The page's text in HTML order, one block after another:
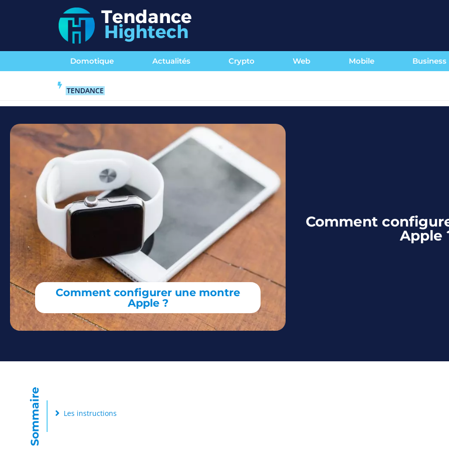
Domotique Actualités Crypto Web Mobile Business
TENDANCE
Comment configurer une montre
Apple ?
Comment
Apple
Sommaire Les instructions